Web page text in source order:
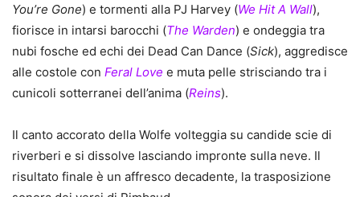
You’re Gone) e tormenti alla PJ Harvey (We Hit A Wall),
fiorisce in intarsi barocchi (The Warden) e ondeggia tra
nubi fosche ed echi dei Dead Can Dance (Sick), aggredisce
alle costole con Feral Love e muta pelle strisciando tra i
cunicoli sotterranei dell’anima (Reins).
Il canto accorato della Wolfe volteggia su candide scie di
riverberi e si dissolve lasciando impronte sulla neve. Il
risultato finale è un affresco decadente, la trasposizione